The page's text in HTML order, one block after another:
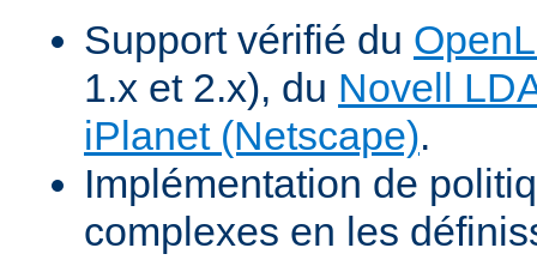
Support vérifié du
1.x et 2.x), du Novell
iPlanet (Netscape).
Implémentation de
complexes en les